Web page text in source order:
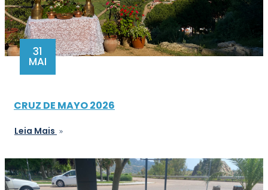
31
MAI
CRUZ DE MAYO 2026
Leia Mais